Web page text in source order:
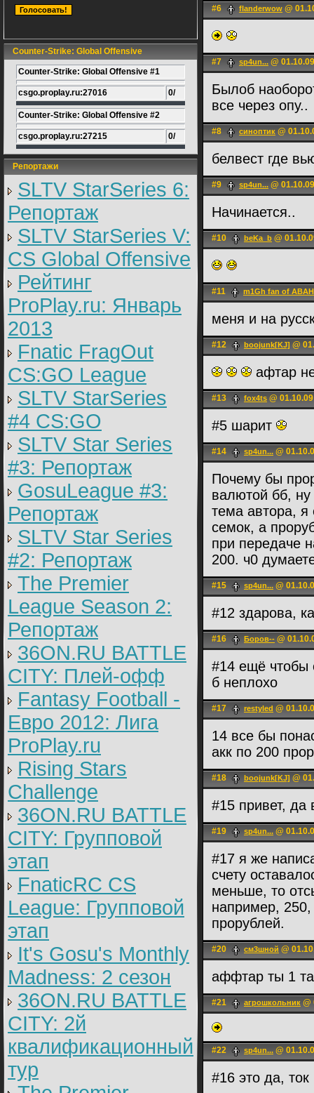
Counter-Strike: Global Offensive
Counter-Strike: Global Offensive #1
csgo.proplay.ru:27016 0/
Counter-Strike: Global Offensive #2
csgo.proplay.ru:27215 0/
Репортажи
SLTV StarSeries 6:
Репортаж
SLTV StarSeries V:
CS Global Offensive
Рейтинг
ProPlay.ru: Январь
2013
Fnatic FragOut
CS:GO League
SLTV StarSeries
#4 CS:GO
SLTV Star Series
#3: Репортаж
GosuLeague #3:
Репортаж
SLTV Star Series
#2: Репортаж
The Premier
League Season 2:
Репортаж
36ON.RU BATTLE
CITY: Плей-офф
Fantasy Football -
Евро 2012: Лига
ProPlay.ru
Rising Stars
Challenge
36ON.RU BATTLE
CITY: Групповой
этап
FnaticRC CS
League: Групповой
этап
It's Gosu's Monthly
Madness: 2 сезон
36ON.RU BATTLE
CITY: 2й
квалификационный
тур
#6 flanderwow @
#7 sp4un... @
Былоб
все через опу..
#8 синоптик @
белвест где
#9 sp4un... @
Начинается..
#10 beKa_b @
#11 m1Gh fan of
меня и на
#12 boojunk[KJ] @
афтар
#13 fox4ts @
#5 шарит
#14 sp4un... @
Почему бы
валютой бб,
тема автора, я
семок, а
при передаче
200. ч0
#15 sp4un... @
#12 здарова,
#16 Боров-- @
#14 ещё чтобы
б неплохо
#17 restyled @
14 все бы
акк по 200
#18 boojunk[KJ] @
#15 привет,
#19 sp4un... @
#17 я же
счету
меньше, то
например,
прорублей.
#20 см3шной @
аффтар ты 1
#21 агрошкольник @
#22 sp4un... @
#16 это да, ток